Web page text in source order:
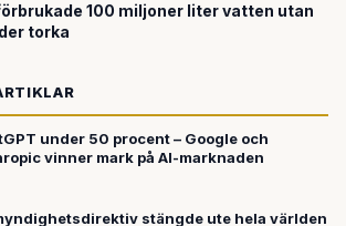
100 miljoner liter vatten utan
torka
under 50 procent – Google och
vinner mark på AI-marknaden
stängde ute hela världen